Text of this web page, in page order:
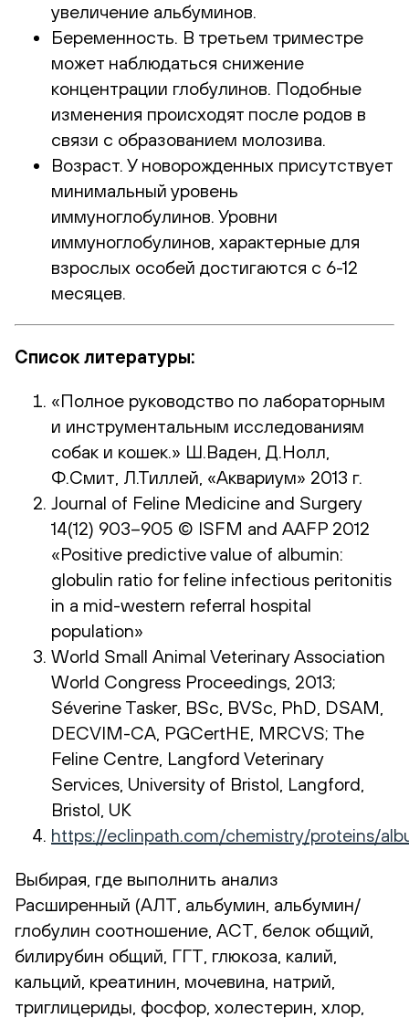
увеличение альбуминов.
Беременность. В третьем триместре
может наблюдаться снижение
концентрации глобулинов. Подобные
изменения происходят после родов в
связи с образованием молозива.
Возраст. У новорожденных присутствует
минимальный уровень
иммуноглобулинов. Уровни
иммуноглобулинов, характерные для
взрослых особей достигаются с 6-12
месяцев.
Список литературы:
«Полное руководство по лабораторным
и инструментальным исследованиям
собак и кошек.» Ш.Ваден, Д.Нолл,
Ф.Смит, Л.Тиллей, «Аквариум» 2013 г.
Journal of Feline Medicine and Surgery
14(12) 903–905 © ISFM and AAFP 2012
«Positive predictive value of albumin:
globulin ratio for feline infectious peritonitis
in a mid-western referral hospital
population»
World Small Animal Veterinary Association
World Congress Proceedings, 2013;
Séverine Tasker, BSc, BVSc, PhD, DSAM,
DECVIM-CA, PGCertHE, MRCVS; The
Feline Centre, Langford Veterinary
Services, University of Bristol, Langford,
Bristol, UK
https://eclinpath.com/chemistry/proteins/
Выбирая, где выполнить анализ
Расширенный (АЛТ, альбумин, альбумин/
глобулин соотношение, АСТ, белок общий,
билирубин общий, ГГТ, глюкоза, калий,
кальций, креатинин, мочевина, натрий,
триглицериды, фосфор, холестерин, хлор,